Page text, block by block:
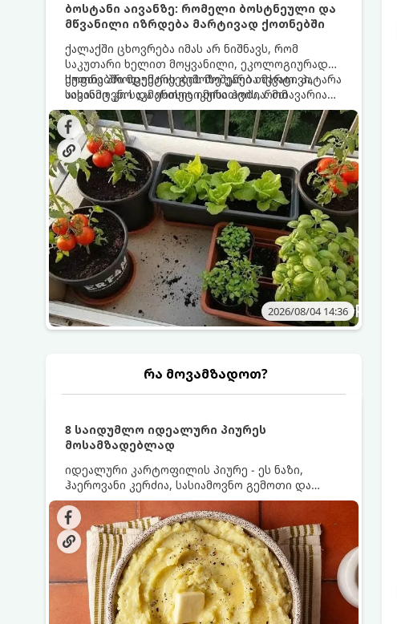
ბოსტანი აივანზე: რომელი ბოსტნეული და
მწვანილი იზრდება მარტივად ქოთნებში
ქალაქში ცხოვრება იმას არ ნიშნავს, რომ
საკუთარი ხელით მოყვანილი, ეკოლოგიურად
სუფთა პროდუქტის გემოზე უარი თქვათ. პატარა
აივანიც კი საკმარისია იმისათვის, რომ
მოიწყოთ მინი-ბოსტანი, საიდანაც
ყოველდღიურად ახალ, არომატულ მწვანილსა
და ბოსტნეულს მოკრეფთ.
ქოთნებში მცენარეების მოშენება მარტივი,
სასიამოვნო და ესთეტიკური ჰობია. მთავარია
იცოდეთ, რომელი კულტურები ეგუებიან
ქოთნის პირობებს ყველაზე კარგად და როგორ
მოუაროთ მათ სწორად.
2026/08/04 14:36
რა მოვამზადოთ?
8 საიდუმლო იდეალური პიურეს
მოსამზადებლად
იდეალური კარტოფილის პიურე - ეს ნაზი,
ჰაეროვანი კერძია, სასიამოვნო გემოთი და
ნაღების-მოყვითალო ფერით. მისი მომზადება
ძალიან მარტივია, მაგრამ არსებობს რამდენიმე
საიდუმლო, რომლებიც უნდა იცოდეთ, რომ
პიურე იდეალურად გემრიელი გამოვიდეს.